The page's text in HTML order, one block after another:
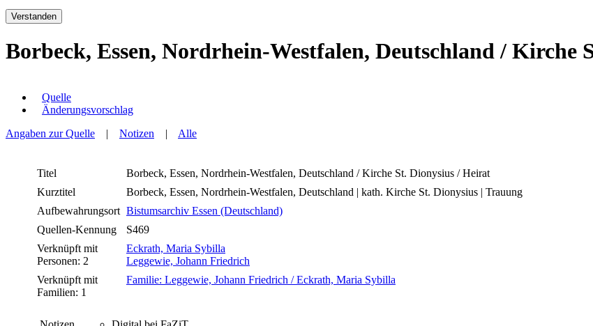
Verstanden
Borbeck, Essen, Nordrhein-Westfalen, Deutschland / Kirche
Quelle
Änderungsvorschlag
Angaben zur Quelle | Notizen | Alle
Titel
Borbeck, Essen, Nordrhein-Westfalen, Deutschland / Kirche St. Dionysius / Heirat
Kurztitel
Borbeck, Essen, Nordrhein-Westfalen, Deutschland | kath. Kirche St. Dionysius | Trauung
Aufbewahrungsort Bistumsarchiv Essen (Deutschland)
Quellen-Kennung
S469
Verknüpft mit
Personen: 2
Eckrath, Maria Sybilla
Leggewie, Johann Friedrich
Verknüpft mit
Familien: 1
Familie: Leggewie, Johann Friedrich / Eckrath, Maria Sybilla